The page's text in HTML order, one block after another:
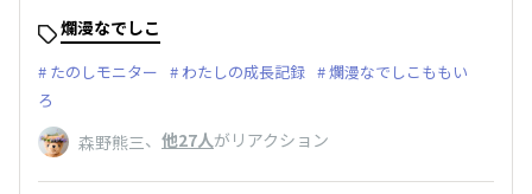
爛漫なでしこ
たのしモニター わたしの成長記録
爛漫なでしこももい
ろ
森野熊三、 他27人がリアクション